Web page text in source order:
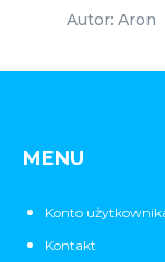
Autor: Aron
MENU
Konto
Kontakt